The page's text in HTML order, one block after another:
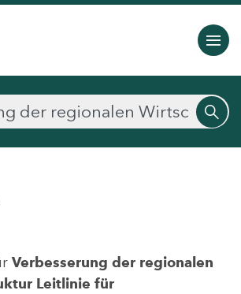
Verbesserung der regionalen
Leitlinie für